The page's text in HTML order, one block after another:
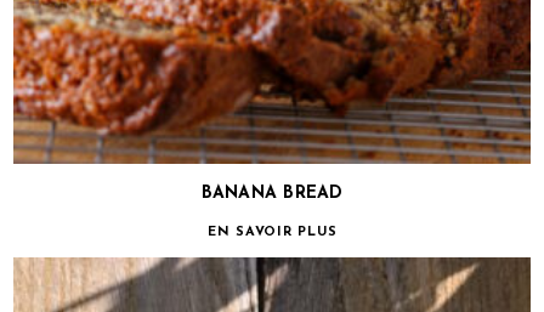
BANANA BREAD
EN SAVOIR PLUS